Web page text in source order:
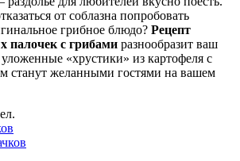
от соблазна попробовать
грибное блюдо? Рецепт
палочек с грибами разнообразит ваш
«хрустики» из картофеля с
станут желанными гостями на вашем